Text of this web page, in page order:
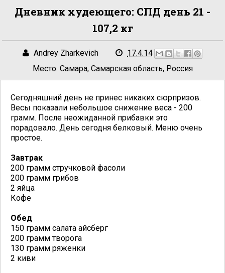
Дневник худеющего: СПД день 21 -
107,2 кг
Andrey Zharkevich
17.4.14
Место: Самара, Самарская область, Россия
Сегодняшний день не принес никаких сюрпризов.
Весы показали небольшое снижение веса - 200
грамм. После неожиданной прибавки это
порадовало. День сегодня белковый. Меню очень
простое.
Завтрак
200 грамм стручковой фасоли
200 грамм грибов
2 яйца
Кофе
Обед
150 грамм салата айсберг
200 грамм творога
130 грамм ряженки
2 киви